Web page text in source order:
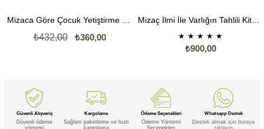
Mizaca Göre Çocuk Yetiştirme Kitabı
₺360,00
₺432,00
Mizaç İlmi İle Varlığın Tahlili Kitabı
★ ★ ★ ★ ★
₺900,00
Güvenli Alışveriş
Güvenli ödeme
yöntemi
Kargolama
Sağlam paketleme ve hızlı
kargolama
Ödeme Seçenekleri
Ödeme Yöntemi
Seçenekleri
Whatsapp Destek
Destek almak için buraya
tıklayın